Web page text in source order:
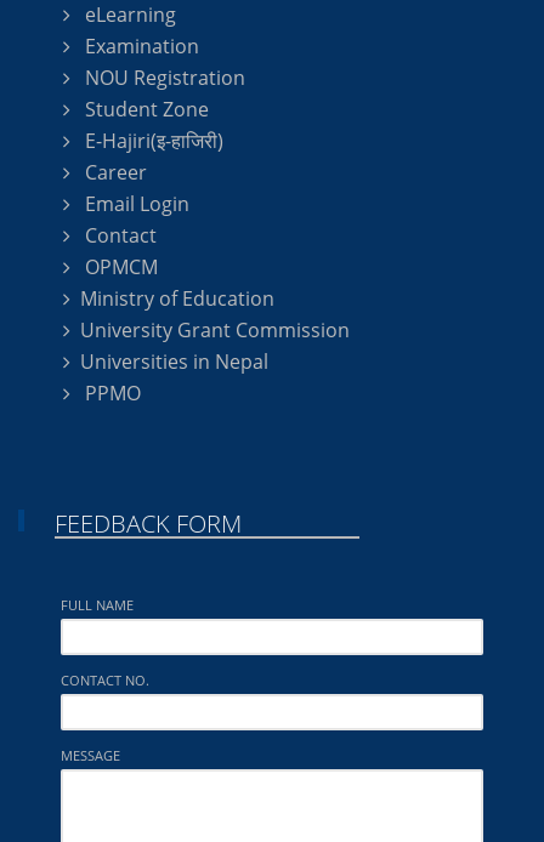
eLearning
Examination
NOU Registration
Student Zone
E-Hajiri(इ-हाजिरी)
Career
Email Login
Contact
OPMCM
Ministry of Education
University Grant Commission
Universities in Nepal
PPMO
FEEDBACK FORM
FULL NAME
CONTACT NO.
MESSAGE